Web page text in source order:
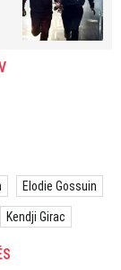
Elodie Gossuin
Kendji Girac